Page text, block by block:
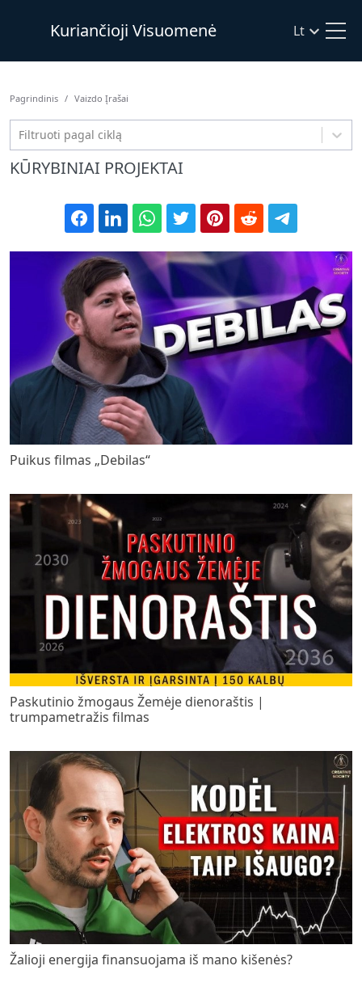
Kuriančioji Visuomenė Lt
Pagrindinis Vaizdo Įrašai
Filtruoti pagal ciklą
KŪRYBINIAI PROJEKTAI
Puikus filmas „Debilas“
Paskutinio žmogaus Žemėje dienoraštis |
trumpametražis filmas
Žalioji energija finansuojama iš mano kišenės?